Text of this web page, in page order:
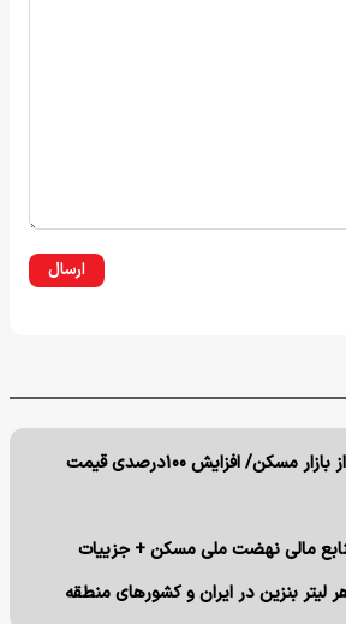
ارسال
عقب‌نشینی سازندگان از بازار مسکن/ افزایش ۱۰۰درصدی قیمت
مالی نهضت ملی مسکن + جزییات
بنزین در ایران و کشورهای منطقه